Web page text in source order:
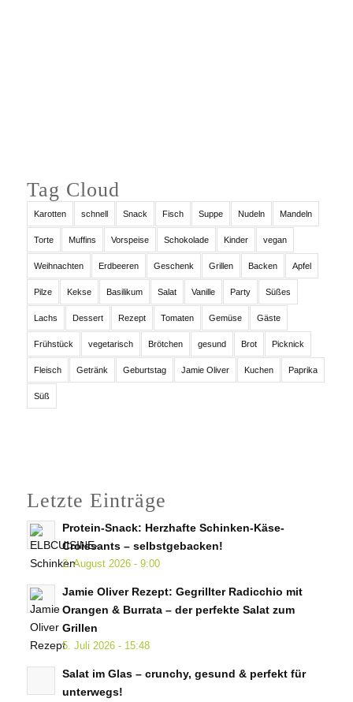
Tag Cloud
Karotten schnell Snack Fisch Suppe Nudeln Mandeln
Torte Muffins Vorspeise Schokolade Kinder vegan
Weihnachten Erdbeeren Geschenk Grillen Backen Apfel
Pilze Kekse Basilikum Salat Vanille Party Süßes
Lachs Dessert Rezept Tomaten Gemüse Gäste
Frühstück vegetarisch Brötchen gesund Brot Picknick
Fleisch Getränk Geburtstag Jamie Oliver Kuchen Paprika
Süß
Letzte Einträge
Protein-Snack: Herzhafte Schinken-Käse-
Croissants – selbstgebacken!
2. August 2026 - 9:00
Jamie Oliver Rezept: Gegrillter Radicchio mit
Orangen & Burrata – der perfekte Salat zum
Grillen
5. Juli 2026 - 15:48
Salat im Glas – crunchy, gesund & perfekt für
unterwegs!